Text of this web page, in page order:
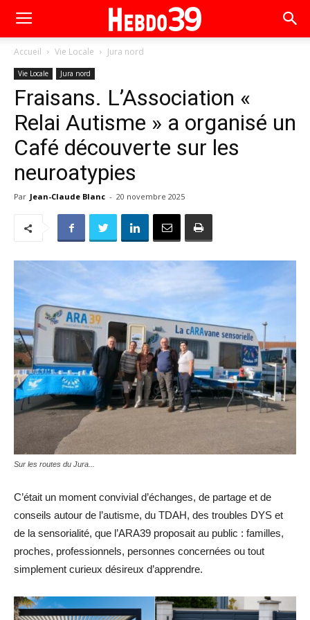
Accueil Vie Locale Jura nord
Vie Locale Jura nord
Fraisans. L’Association «
Relai Autisme » a organisé un
Café découverte sur les
neuroatypies
Par Jean-Claude Blanc - 20 novembre 2025
Sur les routes du Jura...
C’était un moment convivial d’échanges, de partage et de
conseils autour de l’autisme, du TDAH, des troubles DYS et
de la sensorialité, que l’ARA39 proposait au public : familles,
proches, professionnels, personnes concernées ou tout
simplement curieux désireux d’apprendre.